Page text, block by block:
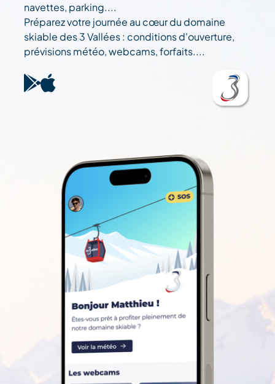
navettes, parking....
Préparez votre journée au cœur du domaine
skiable des 3 Vallées : conditions d'ouverture,
prévisions météo, webcams, forfaits....